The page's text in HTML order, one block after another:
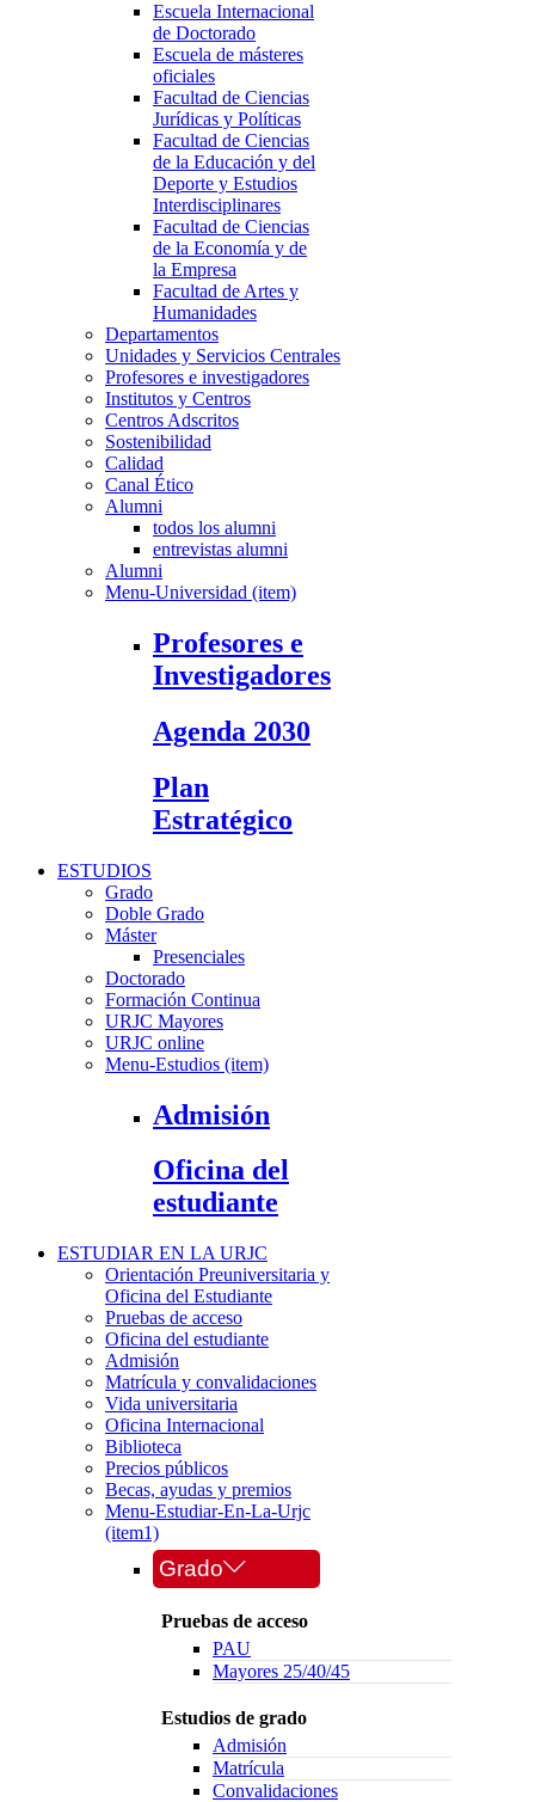
Escuela Internacional
de Doctorado
Escuela de másteres
oficiales
Facultad de Ciencias
Jurídicas y Políticas
Facultad de Ciencias
de la Educación y del
Deporte y Estudios
Interdisciplinares
Facultad de Ciencias
de la Economía y de
la Empresa
Facultad de Artes y
Humanidades
Departamentos
Unidades y Servicios Centrales
Profesores e investigadores
Institutos y Centros
Centros Adscritos
Sostenibilidad
Calidad
Canal Ético
Alumni
todos los alumni
entrevistas alumni
Alumni
Menu-Universidad (item)
Profesores e
Investigadores
Agenda 2030
Plan
Estratégico
ESTUDIOS
Grado
Doble Grado
Máster
Presenciales
Doctorado
Formación Continua
URJC Mayores
URJC online
Menu-Estudios (item)
Admisión
Oficina del
estudiante
ESTUDIAR EN LA URJC
Orientación Preuniversitaria y
Oficina del Estudiante
Pruebas de acceso
Oficina del estudiante
Admisión
Matrícula y convalidaciones
Vida universitaria
Oficina Internacional
Biblioteca
Precios públicos
Becas, ayudas y premios
Menu-Estudiar-En-La-Urjc
(item1)
Grado
Pruebas de acceso
PAU
Mayores 25/40/45
Estudios de grado
Admisión
Matrícula
Convalidaciones